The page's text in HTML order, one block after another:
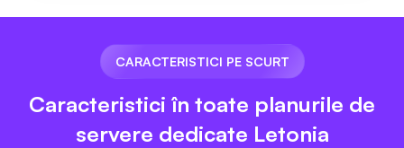
CARACTERISTICI PE SCURT
Caracteristici în toate planurile de
servere dedicate Letonia